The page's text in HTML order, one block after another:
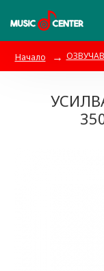
Начало